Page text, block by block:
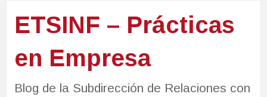
ETSINF – Prácticas
en Empresa
Blog de la Subdirección de Relaciones con